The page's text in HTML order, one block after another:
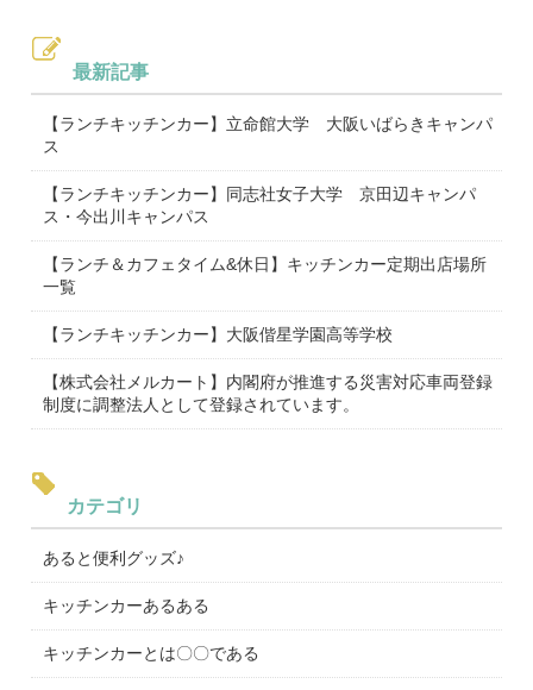
最新記事
【ランチキッチンカー】立命館大学 大阪いばらきキャンパ
ス
【ランチキッチンカー】同志社女子大学 京田辺キャンパ
ス・今出川キャンパス
【ランチ＆カフェタイム&休日】キッチンカー定期出店場所
一覧
【ランチキッチンカー】大阪偕星学園高等学校
【株式会社メルカート】内閣府が推進する災害対応車両登録
制度に調整法人として登録されています。
カテゴリ
あると便利グッズ♪
キッチンカーあるある
キッチンカーとは〇〇である